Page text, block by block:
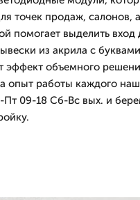
точек продаж, салонов,
помогает выделить
из акрила с
эффект объемного
опыт работы каждого
09-18 Сб-Вс вых. и